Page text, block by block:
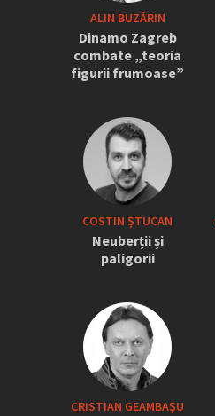
ALIN BUZĂRIN
Dinamo Zagreb
combate „teoria
figurii frumoase”
COSTIN ȘTUCAN
Neuberții și
paligorii
CRISTIAN GEAMBAŞU